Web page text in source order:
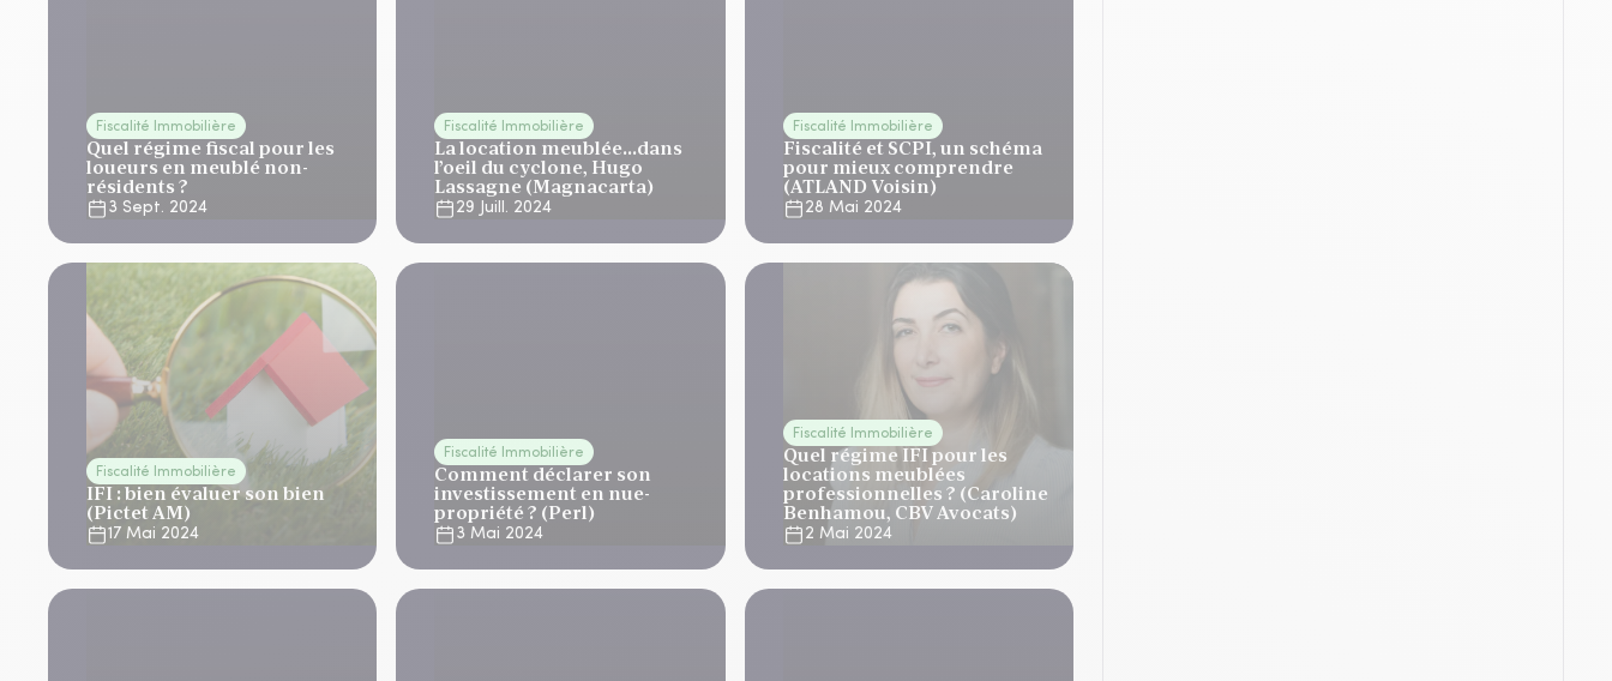
Fiscalité Immobilière
Quel régime fiscal pour les
loueurs en meublé non-
résidents ?
3 Sept. 2024
Fiscalité Immobilière
La location meublée…dans
l’oeil du cyclone, Hugo
Lassagne (Magnacarta)
29 Juill. 2024
Fiscalité Immobilière
Fiscalité et SCPI, un schéma
pour mieux comprendre
(ATLAND Voisin)
28 Mai 2024
Fiscalité Immobilière
IFI : bien évaluer son bien
(Pictet AM)
17 Mai 2024
Fiscalité Immobilière
Comment déclarer son
investissement en nue-
propriété ? (Perl)
3 Mai 2024
Fiscalité Immobilière
Quel régime IFI pour les
locations meublées
professionnelles ? (Caroline
Benhamou, CBV Avocats)
2 Mai 2024